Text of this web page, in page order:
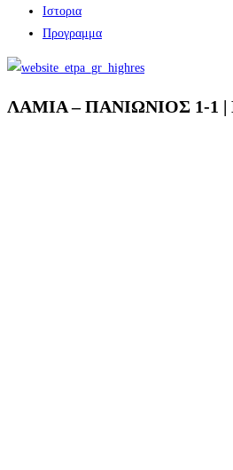
Ιστορια
Πρoγραμμα
ΛΑΜΙΑ – ΠΑΝΙΩΝΙΟΣ 1-1 |